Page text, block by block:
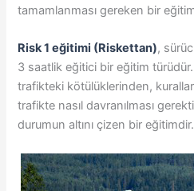
tamamlanması gereken bir
Risk 1 eğitimi (Riskettan),
3 saatlik eğitici bir eğitim
trafikteki kötülüklerinden,
trafikte nasıl davranılması
durumun altını çizen bir eğitimdir.